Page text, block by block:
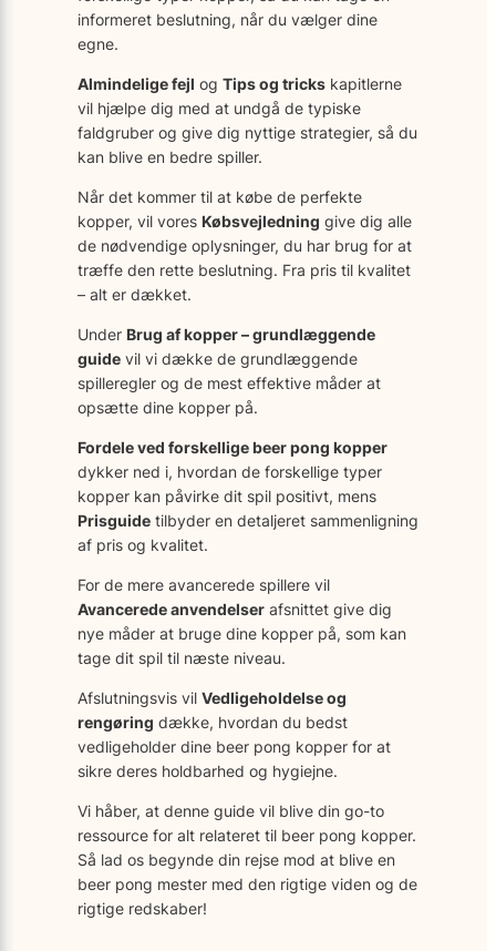
informeret beslutning, når du vælger dine
egne.
Almindelige fejl og Tips og tricks kapitlerne
vil hjælpe dig med at undgå de typiske
faldgruber og give dig nyttige strategier, så du
kan blive en bedre spiller.
Når det kommer til at købe de perfekte
kopper, vil vores Købsvejledning give dig alle
de nødvendige oplysninger, du har brug for at
træffe den rette beslutning. Fra pris til kvalitet
– alt er dækket.
Under Brug af kopper – grundlæggende
guide vil vi dække de grundlæggende
spilleregler og de mest effektive måder at
opsætte dine kopper på.
Fordele ved forskellige beer pong kopper
dykker ned i, hvordan de forskellige typer
kopper kan påvirke dit spil positivt, mens
Prisguide tilbyder en detaljeret sammenligning
af pris og kvalitet.
For de mere avancerede spillere vil
Avancerede anvendelser afsnittet give dig
nye måder at bruge dine kopper på, som kan
tage dit spil til næste niveau.
Afslutningsvis vil Vedligeholdelse og
rengøring dække, hvordan du bedst
vedligeholder dine beer pong kopper for at
sikre deres holdbarhed og hygiejne.
Vi håber, at denne guide vil blive din go-to
ressource for alt relateret til beer pong kopper.
Så lad os begynde din rejse mod at blive en
beer pong mester med den rigtige viden og de
rigtige redskaber!